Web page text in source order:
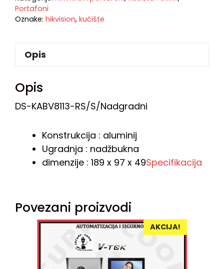
Portafoni
Oznake: hikvision, kućište
Opis
Opis
DS-KABV8113-RS/S/Nadgradni
Konstrukcija : aluminij
Ugradnja : nadžbukna
dimenzije : 189 x 97 x 49Specifikacija
Povezani proizvodi
AKCIJA!